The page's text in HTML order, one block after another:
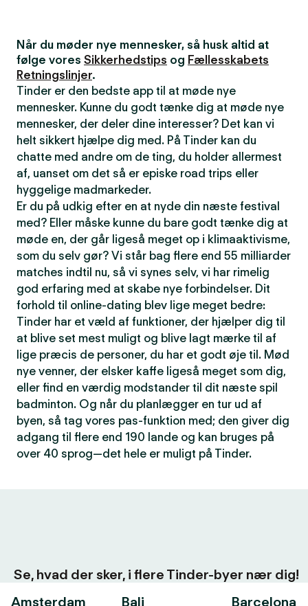
Når du møder nye mennesker, så husk altid at
følge vores Sikkerhedstips og Fællesskabets
Retningslinjer.
Tinder er den bedste app til at møde nye
mennesker. Kunne du godt tænke dig at møde nye
mennesker, der deler dine interesser? Det kan vi
helt sikkert hjælpe dig med. På Tinder kan du
chatte med andre om de ting, du holder allermest
af, uanset om det så er episke road trips eller
hyggelige madmarkeder.
Er du på udkig efter en at nyde din næste festival
med? Eller måske kunne du bare godt tænke dig at
møde en, der går ligeså meget op i klimaaktivisme,
som du selv gør? Vi står bag flere end 55 milliarder
matches indtil nu, så vi synes selv, vi har rimelig
god erfaring med at skabe nye forbindelser. Dit
forhold til online-dating blev lige meget bedre:
Tinder har et væld af funktioner, der hjælper dig til
at blive set mest muligt og blive lagt mærke til af
lige præcis de personer, du har et godt øje til. Mød
nye venner, der elsker kaffe ligeså meget som dig,
eller find en værdig modstander til dit næste spil
badminton. Og når du planlægger en tur ud af
byen, så tag vores pas-funktion med; den giver dig
adgang til flere end 190 lande og kan bruges på
over 40 sprog—det hele er muligt på Tinder.
Se, hvad der sker, i flere Tinder-byer nær dig!
Amsterdam
Bali Barcelona